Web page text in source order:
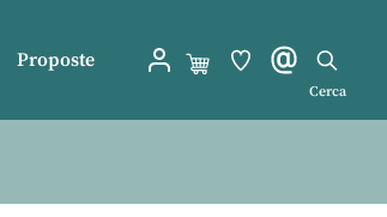
Proposte
Cerca